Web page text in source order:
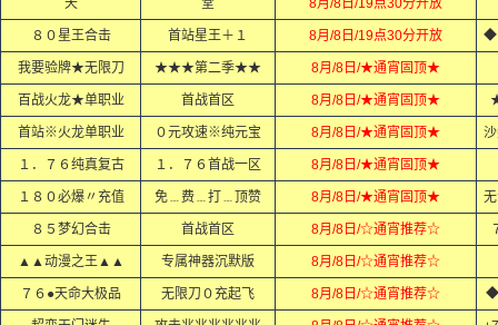
天 堂 8月/8日/19点30分开放
８０星王合击 首站星王＋１ 8月/8日/19点30分开放 ◆
我要验牌★无限刀 ★★★第二季★★ 8月/8日/★通宵固顶★
百战火龙★单职业 首战首区 8月/8日/★通宵固顶★
首站※火龙单职业 ０元攻速※纯元宝 8月/8日/★通宵固顶★
１．７６纯真复古 １．７６首战一区 8月/8日/★通宵固顶★
１８０必爆〃充值 免﹍费﹍打﹍顶赞 8月/8日/★通宵固顶★
８５梦幻合击 首战首区 8月/8日/☆通宵推荐☆
▲▲动漫之王▲▲ 专属神器沉默版 8月/8日/☆通宵推荐☆
７６●天命大极品 无限刀０充起飞 8月/8日/☆通宵推荐☆ ◆